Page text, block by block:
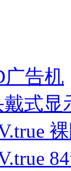
广告机
式显